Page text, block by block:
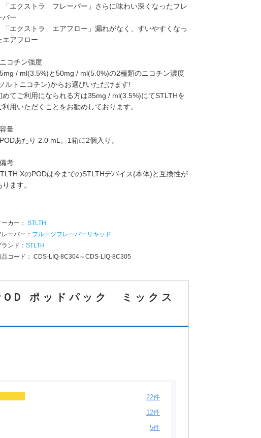
「エクストラ フレーバー」さらに味わい深くなったフレ
バー
「エクストラ エアフロー」漏れがなく、すいやすくなっ
エアフロー
コチン強度
/ ml(3.5%)と50mg / ml(5.0%)の2種類のニコチン濃度
ルトニコチン)からお選びいただけます!
めてご利用になられる方は35mg / ml(3.5%)にてSTLTHを
利用いただくことをお勧めしております。
量
あたり 2.0 mL。1箱に2個入り。
考
XのPODは今までのSTLTHデバイス(本体)と互換性が
ります。
ーカー：STLTH
レーバー： フルーツフレーバーリキッド
ランド：STLTH
品コード：CDS-LIQ-8C304～CDS-LIQ-8C305
ポッドパック ミックス
22件
12件
5件